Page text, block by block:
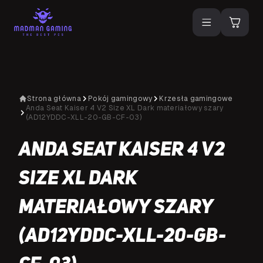
Strona główna Pokój gamingowy
Krzesła gamingowe
Anda Seat Kaiser 4 V2 Size XL Dark materiałowy szary
(AD12YDDC-XLL-20-GB-CF-03)
Anda Seat Kaiser 4 V2
Size XL Dark
materiałowy szary
(AD12YDDC-XLL-20-GB-